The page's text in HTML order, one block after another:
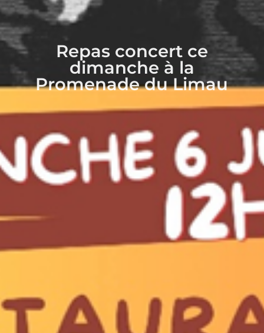
Repas concert ce
dimanche à la
Promenade du Limau